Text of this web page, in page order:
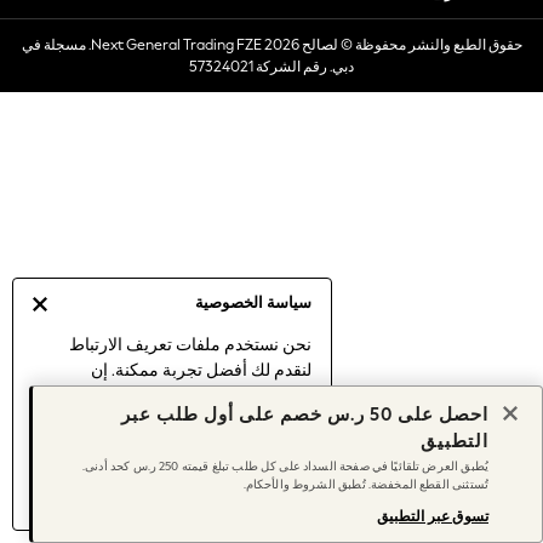
سياسة الخصوصية
نحن نستخدم ملفات تعريف الارتباط
لنقدم لك أفضل تجربة ممكنة. إن
موافقتك على استخدامنا لملفات تعريف
اكتشف المزيد عن إدارة إعدادات ملفات
تعريف الارتباط (الكوكيز).
Dresses
Occasionwear
Sets & Outfits
Sun Hats & Caps
Women's Holiday Shop
Women's Travel Styles
Dresses
Occasionwear
Linen Collection
Tops & T-Shirts
حقوق الطبع والنشر محفوظة © لصالح 2026 Next General Trading FZE. مسجلة في
دبي. رقم الشركة 57324021
احصل على 50 ر.س خصم على أول طلب عبر
التطبيق
يُطبق العرض تلقائيًا في صفحة السداد على كل طلب تبلغ قيمته 250 ر.س كحد أدنى.
تُستثنى القطع المخفضة. تُطبق الشروط والأحكام.
تسوق عبر التطبيق